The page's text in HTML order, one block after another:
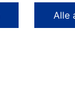
Alle
Die
die